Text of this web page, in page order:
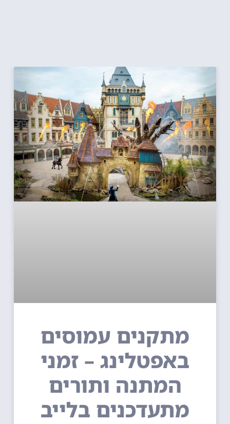
מתקנים עמוסים
באפטלינג – זמני
המתנה ותורים
מתעדכנים בלייב